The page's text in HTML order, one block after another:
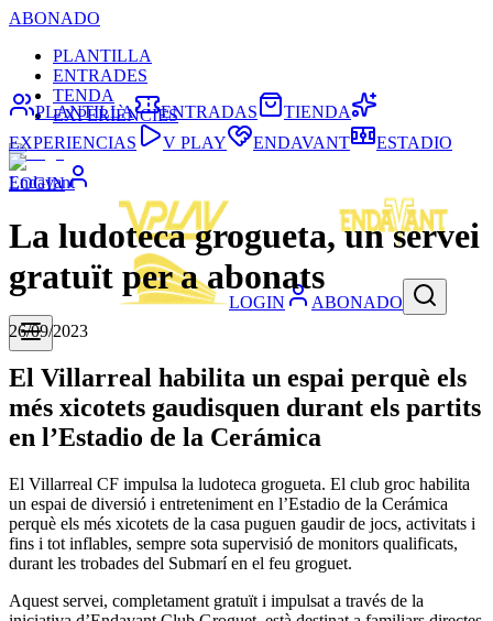
ABONADO
PLANTILLA
ENTRADES
TENDA
EXPERIÈNCIES
LOGIN
LOGIN ABONADO
PLANTILLA ENTRADAS
TIENDA
EXPERIENCIAS
V PLAY ENDAVANT ESTADIO
Endavant
La ludoteca grogueta, un servei
gratuït per a abonats
26/09/2023
El Villarreal habilita un espai perquè els
més xicotets gaudisquen durant els partits
en l’Estadio de la Cerámica
El Villarreal CF impulsa la ludoteca grogueta. El club groc habilita
un espai de diversió i entreteniment en l’Estadio de la Cerámica
perquè els més xicotets de la casa puguen gaudir de jocs, activitats i
fins i tot inflables, sempre sota supervisió de monitors qualificats,
durant les trobades del Submarí en el feu groguet.
Aquest servei, completament gratuït i impulsat a través de la